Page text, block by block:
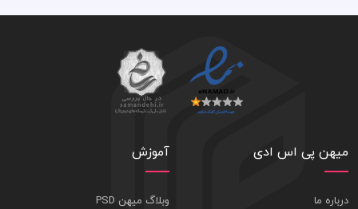
میهن پی اس ادی
درباره ما
آموزش
وبلاگ میهن PSD